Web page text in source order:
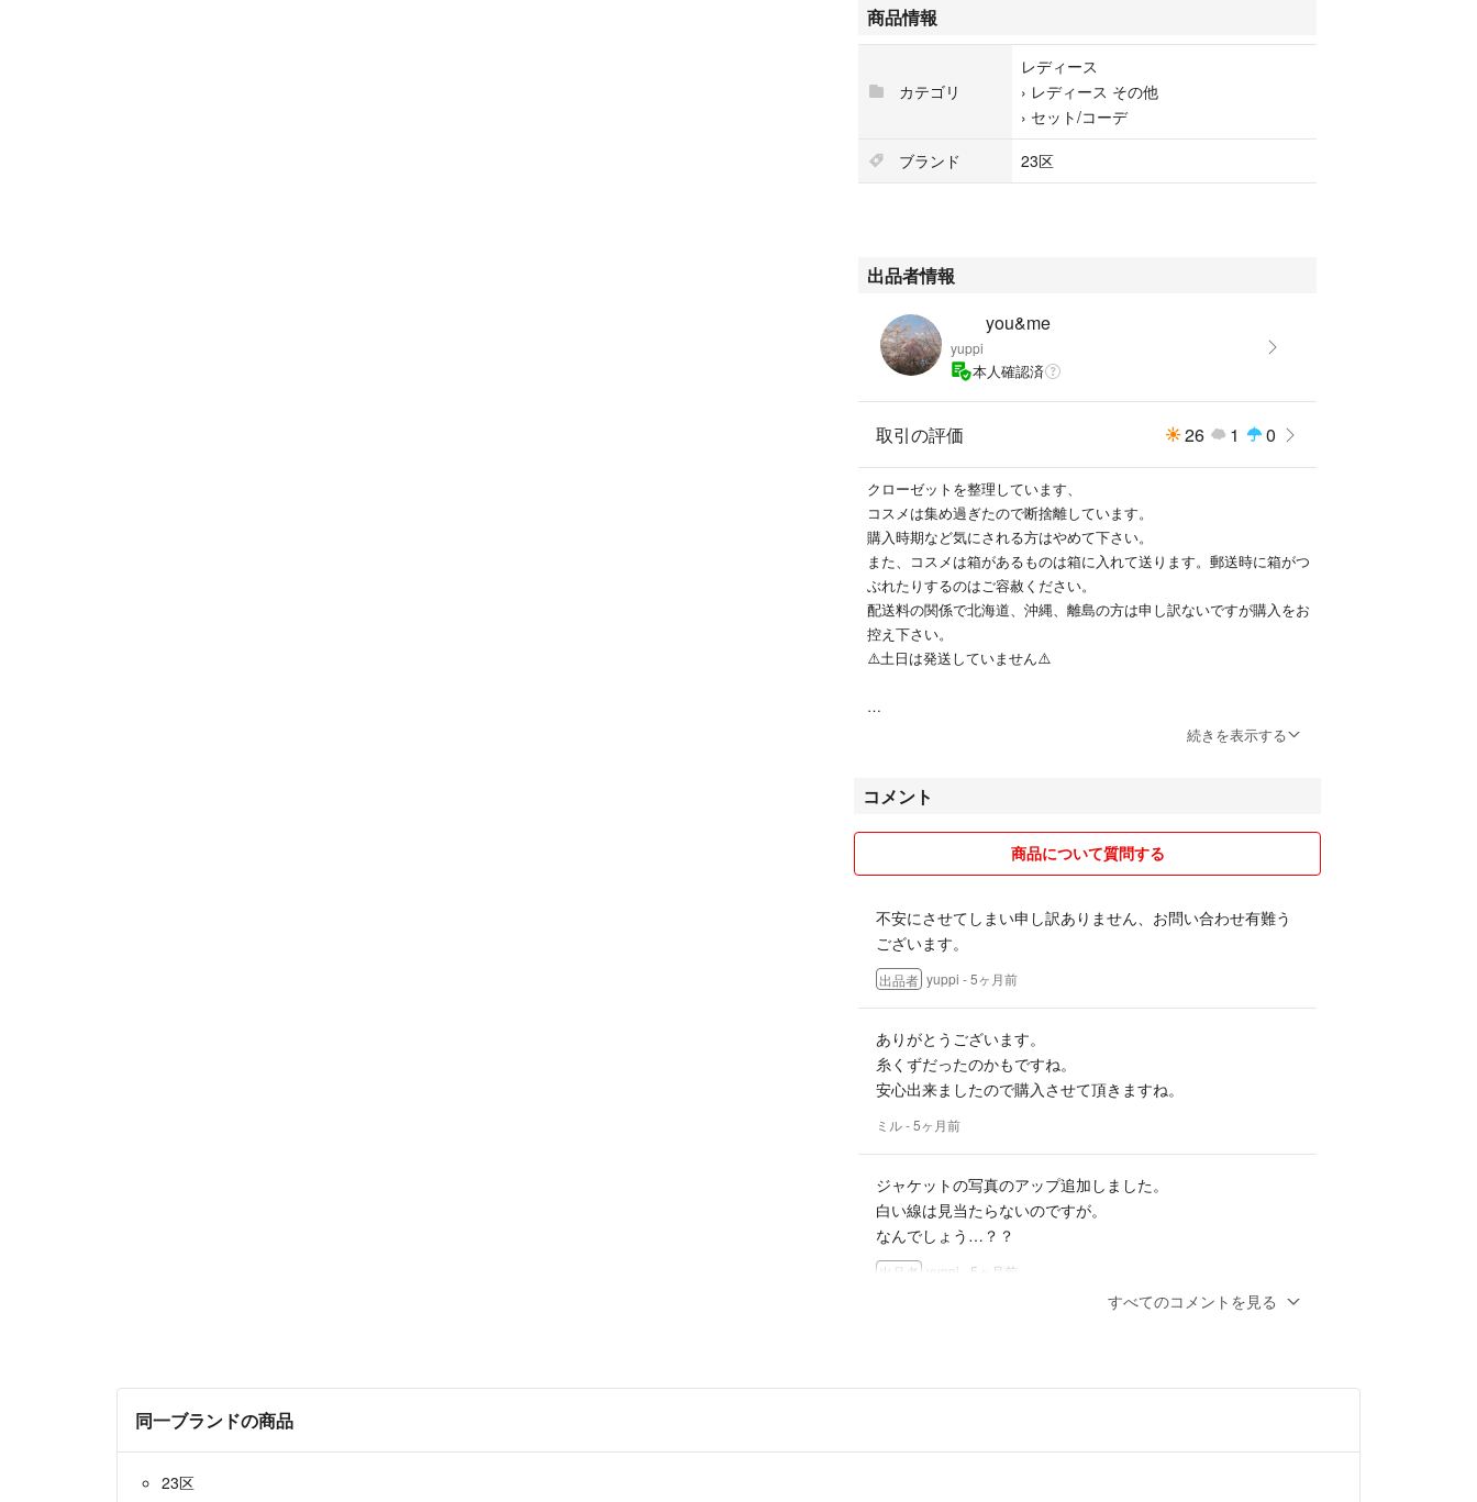
紺色なので、卒園式、入学式、両方いけます。
⚠️午後から他にも出品始めたので早い者勝ちで⚠️
いいねありがとうございます。
#卒業式
#入学式
#卒園式
#フォーマルネイビー
#卒入ママ
#ママスーツ
商品情報
カテゴリ
レディース
› レディース その他
› セット/コーデ
ブランド
23区
出品者情報
you&me
yuppi
本人確認済
取引の評価 26 1 0
クローゼットを整理しています、
コスメは集め過ぎたので断捨離しています。
購入時期など気にされる方はやめて下さい。
また、コスメは箱があるものは箱に入れて送ります。郵送時に箱がつ
ぶれたりするのはご容赦ください。
配送料の関係で北海道、沖縄、離島の方は申し訳ないですが購入をお
控え下さい。
⚠️土日は発送していません⚠️
売り切りを目指したいので希望額などコメントください。
購入していません、安心して下さい。
返品は受け付けませんので、洋服、靴などはサイズなど確認してご購
のは、煩わしいのでお控え下さい。
続きを表示する
コメント
商品について質問する
不安にさせてしまい申し訳ありません、お問い合わせ有難う
ございます。
出品者 yuppi - 5ヶ月前
ありがとうございます。
糸くずだったのかもですね。
安心出来ましたので購入させて頂きますね。
ミル- 5ヶ月前
ジャケットの写真のアップ追加しました。
白い線は見当たらないのですが。
なんでしょう…？？
出品者 yuppi - 5ヶ月前
出品者 yuppi- 5ヶ月前
こんにちは。
すべてのコメントを見る
同一ブランドの商品
23区